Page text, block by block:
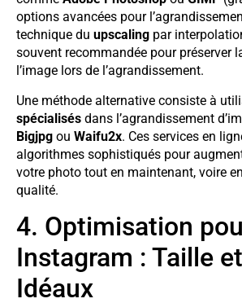
options avancées pour
technique du upscaling par
souvent recommandée pour préserver
l’image lors de l’agrandissement.
Une méthode alternative consiste à
spécialisés dans l’agrandissement
Bigjpg ou Waifu2x. Ces services en
algorithmes sophistiqués pour
votre photo tout en maintenant, voire
qualité.
4. Optimisation
Instagram : Taille
Idéaux